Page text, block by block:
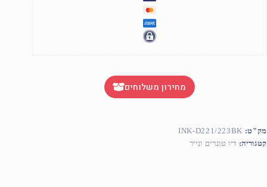
מחירון משלוחים
מק"ט: INK-D221/223BK
קטגוריה: דיו טונרים ונייר